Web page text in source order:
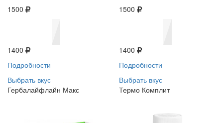
1500
1400
Подробности
Выбрать вкус
1500
1400
Подробности
Выбрать вкус
Гербалайфлайн Макс
Термо Комплит